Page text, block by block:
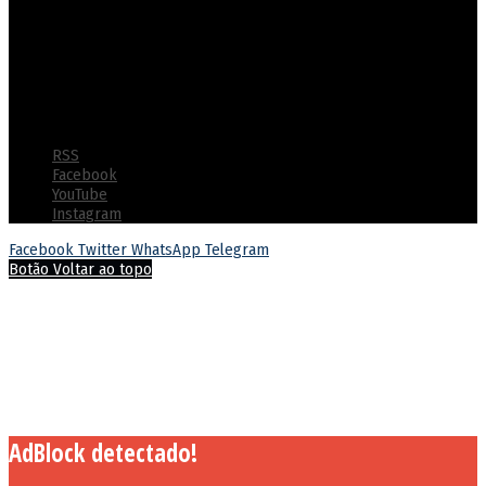
RSS
Facebook
YouTube
Instagram
Facebook Twitter WhatsApp Telegram
Botão Voltar ao topo
AdBlock detectado!